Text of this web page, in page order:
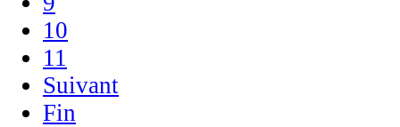
10
11
Suivant
Fin